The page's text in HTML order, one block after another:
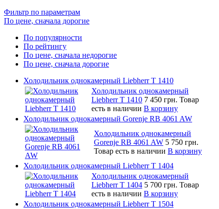
Фильтр по параметрам
По цене, сначала дорогие
По популярности
По рейтингу
По цене, сначала недорогие
По цене, сначала дорогие
Холодильник однокамерный Liebherr T 1410
Холодильник однокамерный
Liebherr T 1410 7 450 грн. Товар
есть в наличии В корзину
Холодильник однокамерный Gorenje RB 4061 AW
Холодильник однокамерный
Gorenje RB 4061 AW 5 750 грн.
Товар есть в наличии В корзину
Холодильник однокамерный Liebherr T 1404
Холодильник однокамерный
Liebherr T 1404 5 700 грн. Товар
есть в наличии В корзину
Холодильник однокамерный Liebherr T 1504